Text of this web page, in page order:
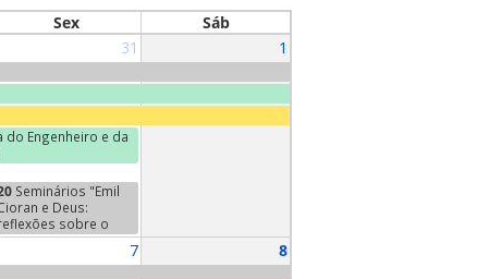
Sex
Sáb
31 1
Engenheiro e da
Seminários "Emil
e Deus:
sobre o
Terceiro
7 8